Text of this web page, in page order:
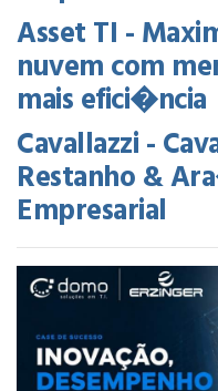
Asset TI -
nuvem com
mais efici�ncia
Cavallazzi -
Restanho &
Empresarial